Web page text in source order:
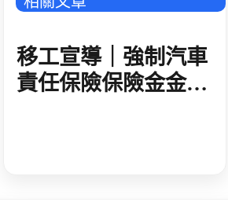
移工宣導｜強制汽車
責任保險保險金金額